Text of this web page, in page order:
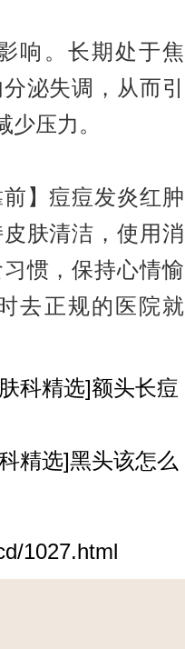
响。长期处于焦
泌失调，从而引
压力。
前】痘痘发炎红肿
肤清洁，使用消
惯，保持心情愉
去正规的医院就
科精选]额头长痘
精选]黑头该怎么
1027.html